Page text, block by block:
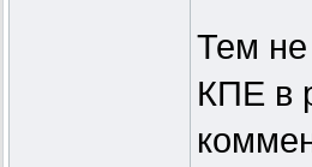
Тем
КПЕ в